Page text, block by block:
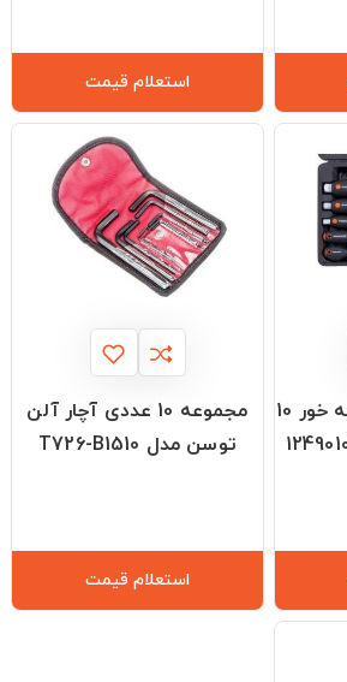
استعلام قیمت
ست پیچ گوشتی ضربه خور 10
مجموعه 10 عددی آچار آلن
توسن مدل T726-B1510
استعلام قیمت